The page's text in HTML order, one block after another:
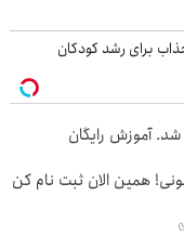
برای رشد کودکان
شد. آموزش رایگان